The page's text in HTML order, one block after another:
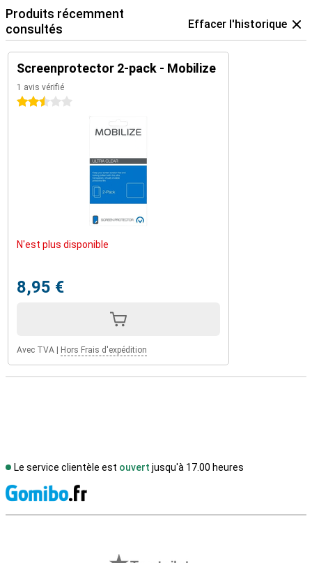
Produits récemment
consultés
Effacer l'historique
Screenprotector 2-pack - Mobilize
1 avis vérifié
2.5 étoiles
N'est plus disponible
8,95 €
Avec TVA Hors Frais d'expédition
Le service clientèle est ouvert jusqu'à 17.00 heures